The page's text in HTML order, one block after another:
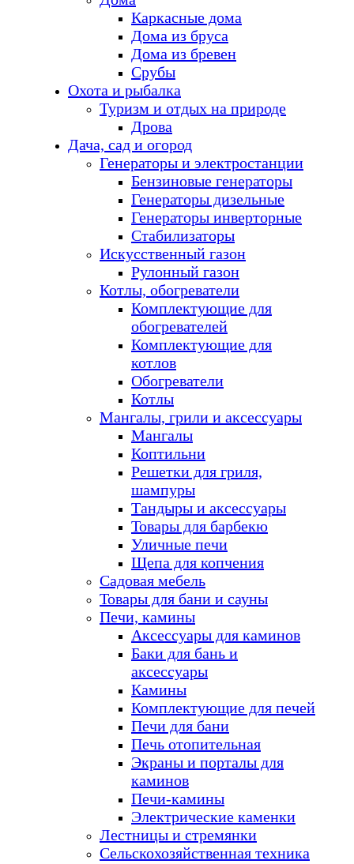
Каркасные дома
Дома из бруса
Дома из бревен
Срубы
Охота и рыбалка
Туризм и отдых на природе
Дрова
Дача, сад и огород
Генераторы и электростанции
Бензиновые генераторы
Генераторы дизельные
Генераторы инверторные
Стабилизаторы
Искусственный газон
Рулонный газон
Котлы, обогреватели
Комплектующие для
обогревателей
Комплектующие для
котлов
Обогреватели
Котлы
Мангалы, грили и аксессуары
Мангалы
Коптильни
Решетки для гриля,
шампуры
Тандыры и аксессуары
Товары для барбекю
Уличные печи
Щепа для копчения
Садовая мебель
Товары для бани и сауны
Печи, камины
Аксессуары для каминов
Баки для бань и
аксессуары
Камины
Комплектующие для печей
Печи для бани
Печь отопительная
Экраны и порталы для
каминов
Печи-камины
Электрические каменки
Лестницы и стремянки
Сельскохозяйственная техника